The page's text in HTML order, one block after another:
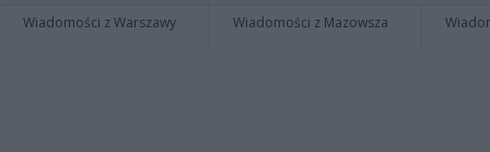
Wiadomości z Warszawy Wiadomości z Mazowsza